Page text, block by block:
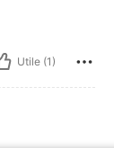
Utile (1)